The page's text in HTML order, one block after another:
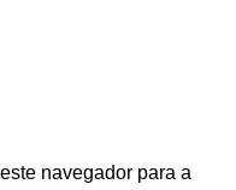
navegador para a